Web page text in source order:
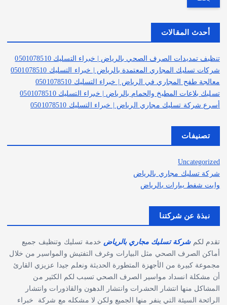
ح
ن
أحدث المقالات
تنظيف تمديدات الصرف الصحي بالرياض | خبراء التسليك 0501078510
شركات تسليك المجاري المعتمدة بالرياض | خبراء التسليك 0501078510
معالجة طفح المجاري في الرياض | خبراء التسليك 0501078510
تسليك بلاعات المطبخ والحمام بالرياض | خبراء التسليك 0501078510
أسرع شركة تسليك مجاري الرياض | خبراء التسليك 0501078510
تصنيفات
Uncategorized
شركة تسليك مجاري بالرياض
وايت شفط بيارات بالرياض
نبذة عن شركتنا
تقدم لكمشركة تسليك مجاري بالرياض خدمة تسليك وتنظيف جميع
أماكن الصرف الصحي مثل البيارات وغرف التفتيش والمواسير من خلال
مجموعة كبيرة من الأجهزة المتطورة الحديثة ونعلم جيدا عزيزي القارئ
أن مشكلة انسداد مواسير الصرف الصحي تسبب لكم الكثير من
المشاكل منها انتشار الحشرات وانتشار الدهون والقاذورات وانتشار
الرائحة السيئة التي ينفر منها الجميع ولكن لا مشكله مع شركة خبراء